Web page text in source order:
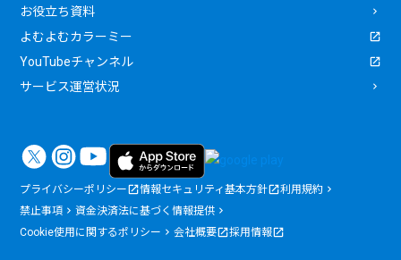
お役立ち資料
よむよむカラーミー
YouTubeチャンネル
サービス運営状況
プライバシーポリシー 情報セキュリティ基本方針
利用規約
禁止事項
資金決済法に基づく情報提供
Cookie使用に関するポリシー
会社概要 採用情報